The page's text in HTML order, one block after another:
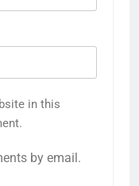
in this
by email.